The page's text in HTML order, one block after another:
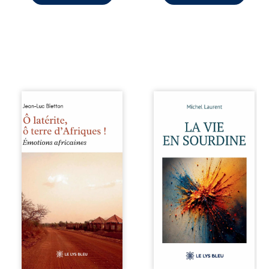
Ô latérite, ô terre
d’Afriques ! est un
poétique et
authentique aux
paysages, aux
émotions brutes
d’un continent en
entre traditions et
modernité. Des
souvenirs intimes
– la pluie à
Namoungou, le
baobab de
Nina et Pierre se
très jeunes,
presque par
hasard, et se sont
aimés simplement,
persuadés que la
présence de
l’autre suffirait. Ils
mènent une
existence
modeste, rythmée
par le travail, la
fatigue et les
silences. La mort
de la mère de